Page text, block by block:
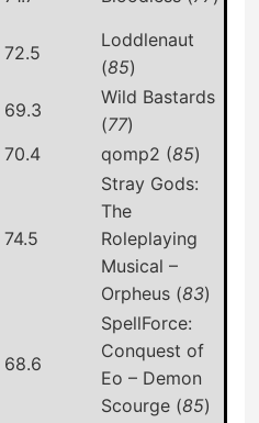
72.5
Loddlenaut
(85)
69.3
Wild Bastards
(77)
70.4 qomp2 (85)
74.5
Stray Gods:
The
Roleplaying
Musical –
Orpheus (83)
68.6
SpellForce:
Conquest of
Eo – Demon
Scourge (85)